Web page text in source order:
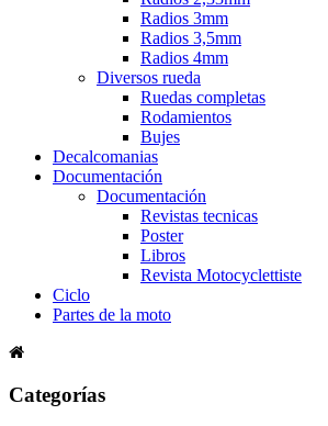
Radios 3mm
Radios 3,5mm
Radios 4mm
Diversos rueda
Ruedas completas
Rodamientos
Bujes
Decalcomanias
Documentación
Documentación
Revistas tecnicas
Poster
Libros
Revista Motocyclettiste
Ciclo
Partes de la moto
Categorías